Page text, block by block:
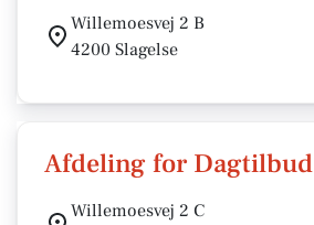
Willemoesvej 2 B
4200 Slagelse
Afdeling for Dagtilbud
Willemoesvej 2 C